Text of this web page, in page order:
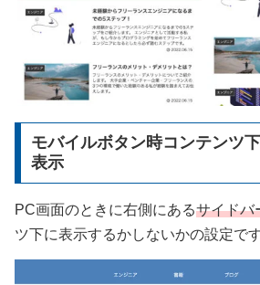
モバイルボタン時コンテンツ
表示
PC画面のときに右側にあるサイドバ
ツ下に表示するかしないかの設定です